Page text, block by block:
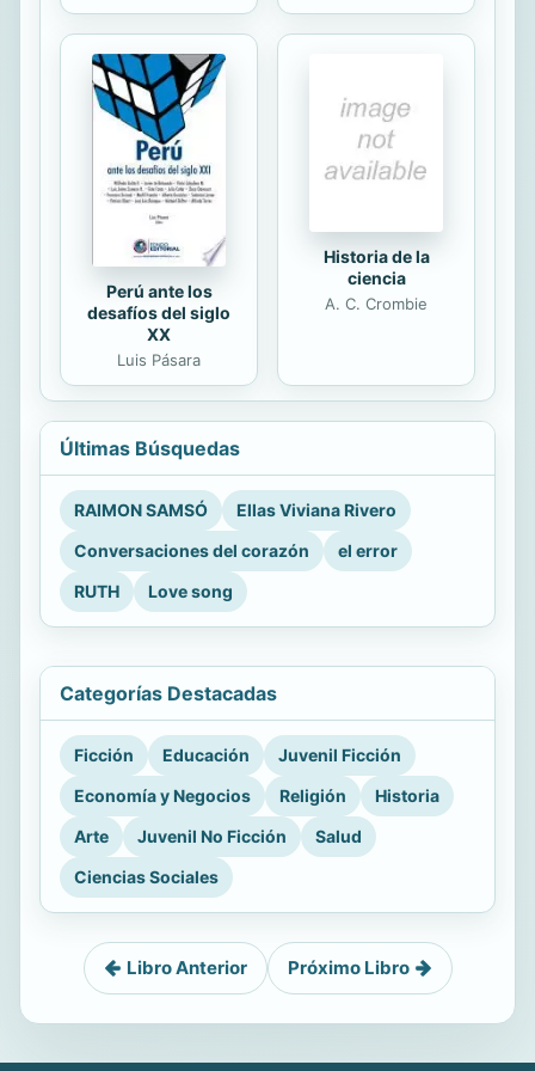
Perú ante los
desafíos del siglo
XX
Luis Pásara
Historia de la
ciencia
A. C. Crombie
Últimas Búsquedas
RAIMON SAMSÓ
Ellas Viviana Rivero
Conversaciones del corazón
el error
RUTH
Love song
Categorías Destacadas
Ficción Educación
Juvenil Ficción
Economía y Negocios
Religión
Historia
Arte
Juvenil No Ficción
Salud
Ciencias Sociales
Libro Anterior Próximo Libro